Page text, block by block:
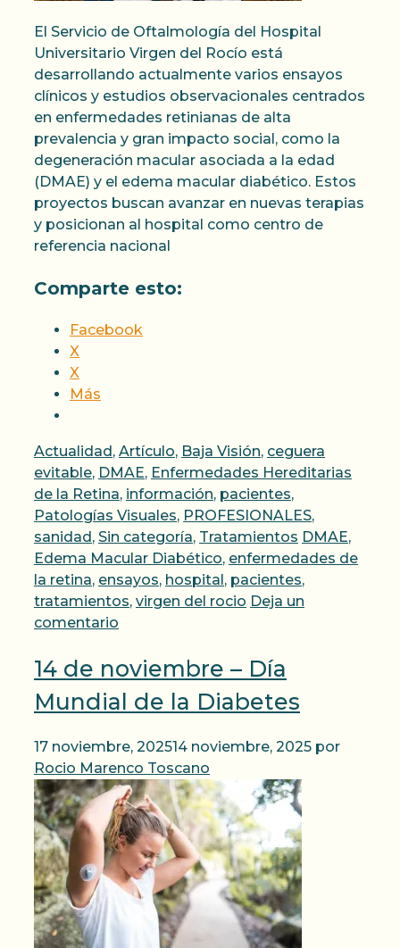
El Servicio de Oftalmología del Hospital
Universitario Virgen del Rocío está
desarrollando actualmente varios ensayos
clínicos y estudios observacionales centrados
en enfermedades retinianas de alta
prevalencia y gran impacto social, como la
degeneración macular asociada a la edad
(DMAE) y el edema macular diabético. Estos
proyectos buscan avanzar en nuevas terapias
y posicionan al hospital como centro de
referencia nacional
Comparte esto:
Facebook
X
X
Más
Categorías
Actualidad, Artículo, Baja Visión, ceguera
evitable, DMAE, Enfermedades Hereditarias
de la Retina, información, pacientes,
Patologías Visuales, PROFESIONALES,
sanidad, Sin categoría, Tratamientos Etiquetas
DMAE,
Edema Macular Diabético, enfermedades de
la retina, ensayos, hospital, pacientes,
tratamientos, virgen del rocio Deja un
comentario
14 de noviembre – Día
Mundial de la Diabetes
17 noviembre, 202514 noviembre, 2025 por
Rocio Marenco Toscano